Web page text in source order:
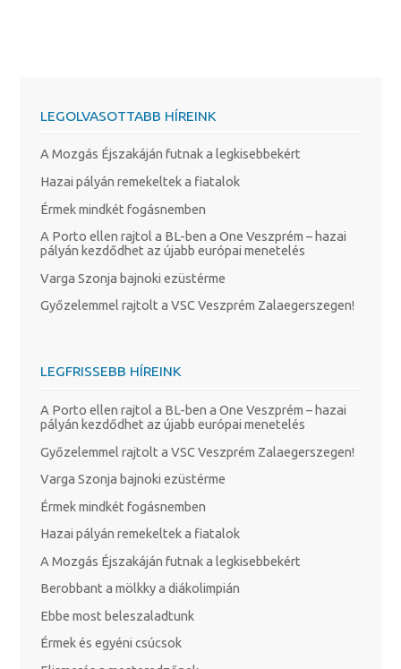
LEGOLVASOTTABB HÍREINK
A Mozgás Éjszakáján futnak a legkisebbekért
Hazai pályán remekeltek a fiatalok
Érmek mindkét fogásnemben
A Porto ellen rajtol a BL-ben a One Veszprém – hazai
pályán kezdődhet az újabb európai menetelés
Varga Szonja bajnoki ezüstérme
Győzelemmel rajtolt a VSC Veszprém Zalaegerszegen!
LEGFRISSEBB HÍREINK
A Porto ellen rajtol a BL-ben a One Veszprém – hazai
pályán kezdődhet az újabb európai menetelés
Győzelemmel rajtolt a VSC Veszprém Zalaegerszegen!
Varga Szonja bajnoki ezüstérme
Érmek mindkét fogásnemben
Hazai pályán remekeltek a fiatalok
A Mozgás Éjszakáján futnak a legkisebbekért
Berobbant a mölkky a diákolimpián
Ebbe most beleszaladtunk
Érmek és egyéni csúcsok